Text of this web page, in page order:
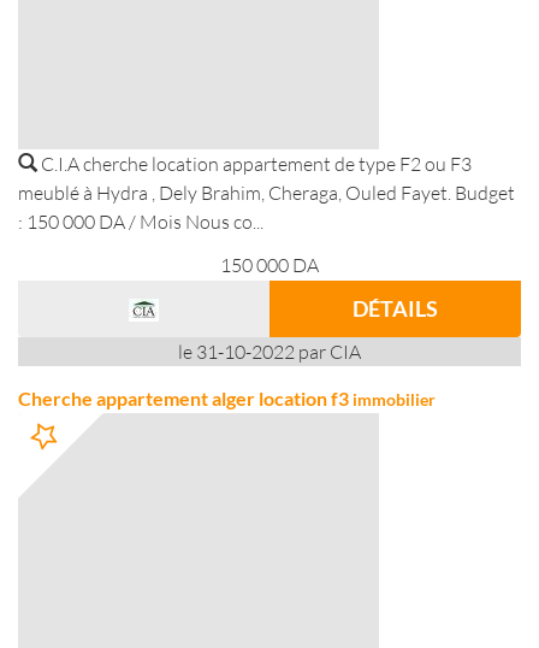
C.I.A cherche location appartement de type F2 ou F3
meublé à Hydra , Dely Brahim, Cheraga, Ouled Fayet. Budget
: 150 000 DA / Mois Nous co...
150 000 DA
DÉTAILS
le 31-10-2022 par CIA
Cherche appartement alger location f3 immobilier